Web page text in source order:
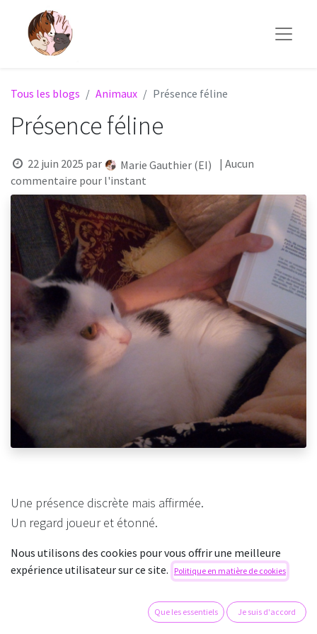
Tous les blogs Animaux Présence féline
Présence féline
22 juin 2025 par Marie Gauthier (EI)
| Aucun
commentaire pour l'instant
Une présence discrète mais affirmée.
Un regard joueur et étonné.
Pendant les longues soirées d'hiver.
D'un pas de loup - un comble pour elle,
Elle se meut, prudente mais fière.
Nous utilisons des cookies pour vous offrir une meilleure
expérience utilisateur sur ce site.
Politique en matière de cookies
Que les essentiels Je suis d'accord